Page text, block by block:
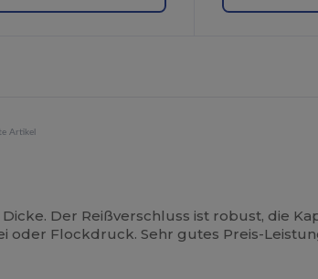
Artikel
Der Reißverschluss ist robust, die
Flockdruck. Sehr gutes Preis-